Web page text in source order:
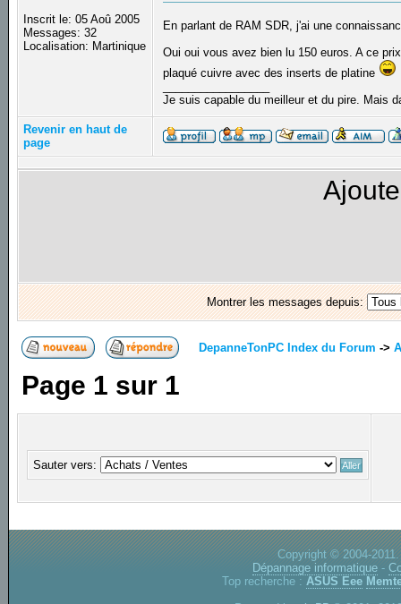
Inscrit le: 05 Aoû 2005
Messages: 32
Localisation: Martinique
En parlant de RAM SDR, j'ai une
Oui oui vous avez bien lu 150 euros. A ce
plaqué cuivre avec des inserts de platine
Je suis capable du meilleur et du pire. Mais
Revenir en haut de
page
Montrer les messages depuis:
DepanneTonPC Index du Forum ->
Page 1 sur 1
Sauter vers:
Copyright © 2004-
Dépannage informatique -
Top recherche : ASUS Eee